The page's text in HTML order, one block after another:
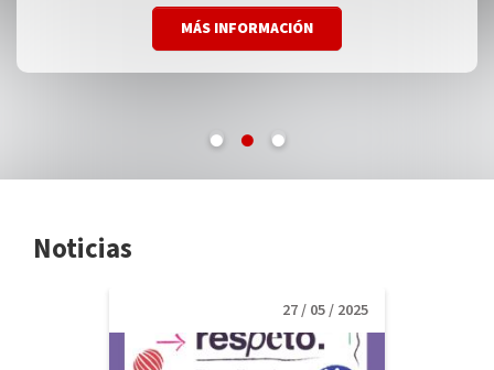
MÁS INFORMACIÓN
MÁS INFORMACIÓN
MÁS INFORMACIÓN
Noticias
27 / 05 / 2025